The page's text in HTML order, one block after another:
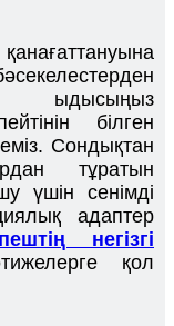
ыдысыңыз
білген
Сондықтан
тұратын
үшін сенімді
адаптер
негізгі
қол